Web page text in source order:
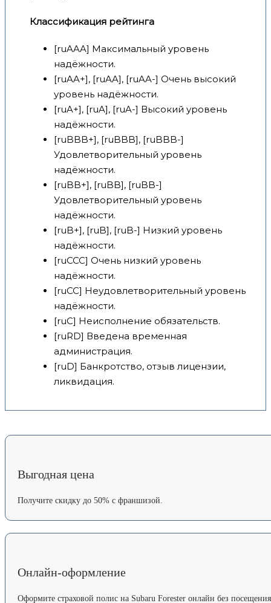
Классификация рейтинга
[ruAAA] Максимальный уровень
надёжности.
[ruAA+], [ruAA], [ruAA-] Очень высокий
уровень надёжности.
[ruA+], [ruA], [ruA-] Высокий уровень
надёжности.
[ruBBB+], [ruBBB], [ruBBB-]
Удовлетворительный уровень
надёжности.
[ruBB+], [ruBB], [ruBB-]
Удовлетворительный уровень
надёжности.
[ruB+], [ruB], [ruB-] Низкий уровень
надёжности.
[ruCCC] Очень низкий уровень
надёжности.
[ruCC] Неудовлетворительный уровень
надёжности.
[ruC] Неисполнение обязательств.
[ruRD] Введена временная
администрация.
[ruD] Банкротство, отзыв лицензии,
ликвидация.
Выгодная цена
Получите скидку до 50% с франшизой.
Онлайн-оформление
Оформите страховой полис на Subaru Forester онлайн без посещения